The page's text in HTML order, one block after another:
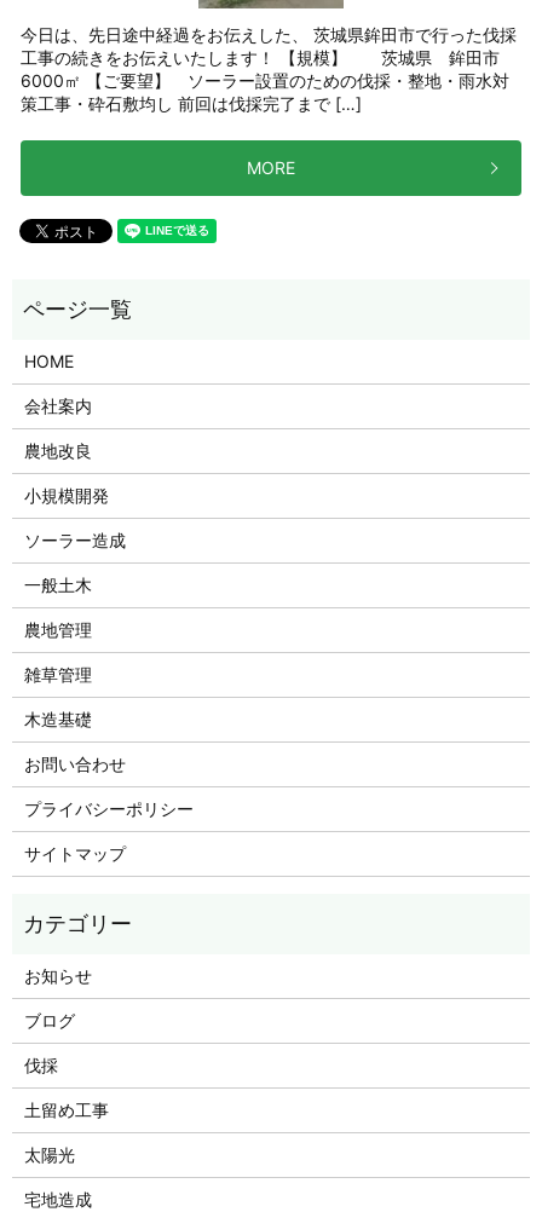
今日は、先日途中経過をお伝えした、 茨城県鉾田市で行った伐採
工事の続きをお伝えいたします！ 【規模】 茨城県 鉾田市
6000㎡ 【ご要望】 ソーラー設置のための伐採・整地・雨水対
策工事・砕石敷均し 前回は伐採完了まで […]
MORE
HOME
会社案内
農地改良
小規模開発
ソーラー造成
一般土木
農地管理
雑草管理
木造基礎
お問い合わせ
プライバシーポリシー
サイトマップ
お知らせ
ブログ
伐採
土留め工事
太陽光
宅地造成